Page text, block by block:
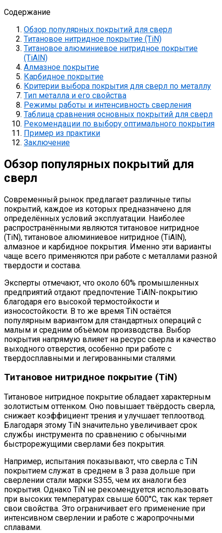
Содержание
Обзор популярных покрытий для сверл
Титановое нитридное покрытие (TiN)
Титановое алюминиевое нитридное покрытие
(TiAlN)
Алмазное покрытие
Карбидное покрытие
Критерии выбора покрытия для сверл по металлу
Тип металла и его свойства
Режимы работы и интенсивность сверления
Таблица сравнения основных покрытий для сверл
Рекомендации по выбору оптимального покрытия
Пример из практики
Заключение
Обзор популярных покрытий для
сверл
Современный рынок предлагает различные типы
покрытий, каждое из которых предназначено для
определённых условий эксплуатации. Наиболее
распространёнными являются титановое нитридное
(TiN), титановое алюминиевое нитридное (TiAlN),
алмазное и карбидное покрытия. Именно эти варианты
чаще всего применяются при работе с металлами разной
твердости и состава.
Эксперты отмечают, что около 60% промышленных
предприятий отдают предпочтение TiAlN-покрытию
благодаря его высокой термостойкости и
износостойкости. В то же время TiN остаётся
популярным вариантом для стандартных операций с
малым и средним объёмом производства. Выбор
покрытия напрямую влияет на ресурс сверла и качество
выходного отверстия, особенно при работе с
твердосплавными и легированными сталями.
Титановое нитридное покрытие (TiN)
Титановое нитридное покрытие обладает характерным
золотистым оттенком. Оно повышает твёрдость сверла,
снижает коэффициент трения и улучшает теплоотвод.
Благодаря этому TiN значительно увеличивает срок
службы инструмента по сравнению с обычными
быстрорежущими сверлами без покрытия.
Например, испытания показывают, что сверла с TiN
покрытием служат в среднем в 3 раза дольше при
сверлении стали марки S355, чем их аналоги без
покрытия. Однако TiN не рекомендуется использовать
при высоких температурах свыше 600°C, так как теряет
свои свойства. Это ограничивает его применение при
интенсивном сверлении и работе с жаропрочными
сплавами.